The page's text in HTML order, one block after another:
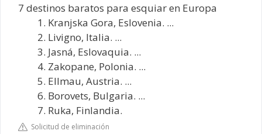
7 destinos baratos para esquiar en Europa
Kranjska Gora, Eslovenia. ...
Livigno, Italia. ...
Jasná, Eslovaquia. ...
Zakopane, Polonia. ...
Ellmau, Austria. ...
Borovets, Bulgaria. ...
Ruka, Finlandia.
Solicitud de eliminación